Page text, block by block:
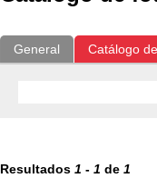
General Catálogo
Resultados 1 - 1 de 1